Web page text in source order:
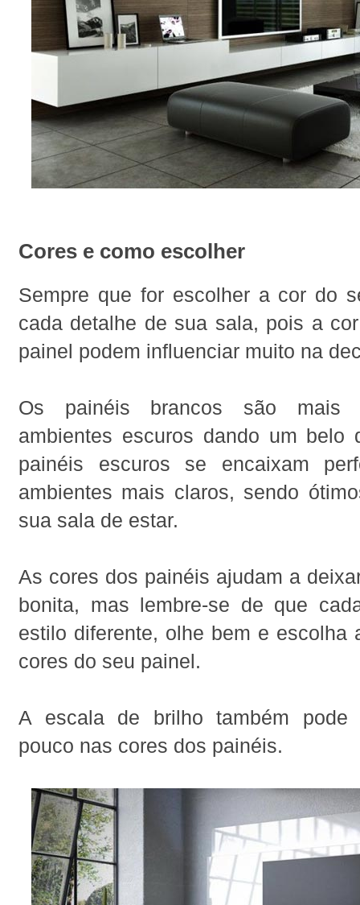
Cores e como escolher
Sempre que for escolher a cor do
cada detalhe de sua sala, pois a
painel podem influenciar muito na
Os painéis brancos são mais
ambientes escuros dando um belo
painéis escuros se encaixam
ambientes mais claros, sendo
sua sala de estar.
As cores dos painéis ajudam a
bonita, mas lembre-se de que
estilo diferente, olhe bem e escolha
cores do seu painel.
A escala de brilho também pode
pouco nas cores dos painéis.